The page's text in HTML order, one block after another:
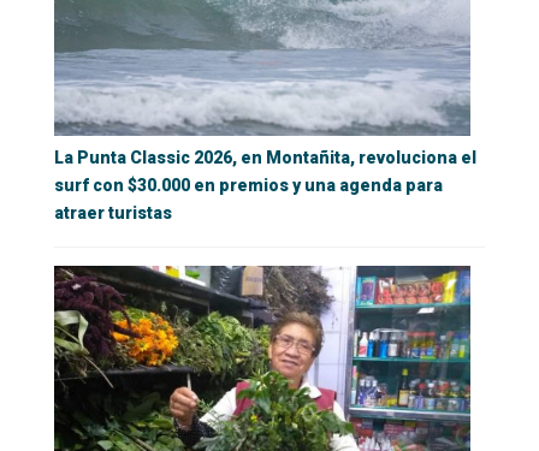
La Punta Classic 2026, en Montañita, revoluciona el
surf con $30.000 en premios y una agenda para
atraer turistas